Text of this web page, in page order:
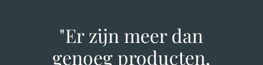
"Er zijn meer dan
genoeg producten,